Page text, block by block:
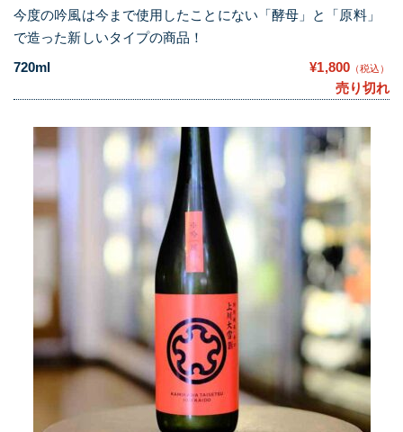
今度の吟風は今まで使用したことにない「酵母」と「原料」
で造った新しいタイプの商品！
720ml
¥1,800 （税込）
売り切れ